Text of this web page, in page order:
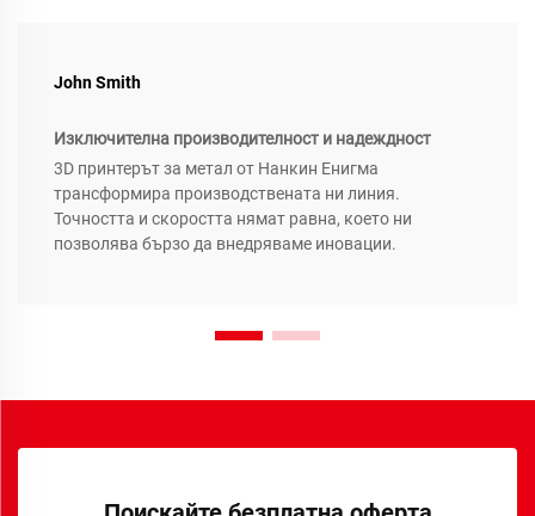
John Smith
Изключителна производителност и надеждност
3D принтерът за метал от Нанкин Енигма
трансформира производствената ни линия.
Точността и скоростта нямат равна, което ни
позволява бързо да внедряваме иновации.